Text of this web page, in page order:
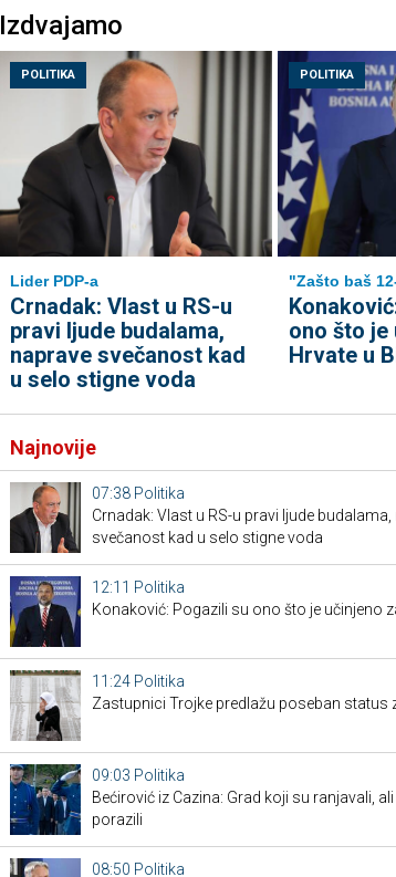
Izdvajamo
POLITIKA
Lider PDP-a
Crnadak: Vlast u RS-u
pravi ljude budalama,
naprave svečanost kad
u selo stigne voda
POLITIKA
"Zašto baš
ono što je
Hrvate u
Najnovije
07:38 Politika
Crnadak: Vlast u RS-u pravi ljude budalama,
svečanost kad u selo stigne voda
12:11 Politika
Konaković: Pogazili su ono što je učinjeno
11:24 Politika
Zastupnici Trojke predlažu poseban status
09:03 Politika
Bećirović iz Cazina: Grad koji su ranjavali,
porazili
08:50 Politika